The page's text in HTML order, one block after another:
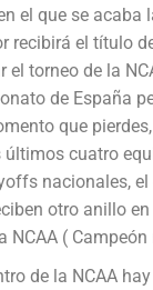
el que se acaba
recibirá el título
torneo de la
de España
que
cuatro
nacionales,
otro anillo
NCAA (
de la NCAA